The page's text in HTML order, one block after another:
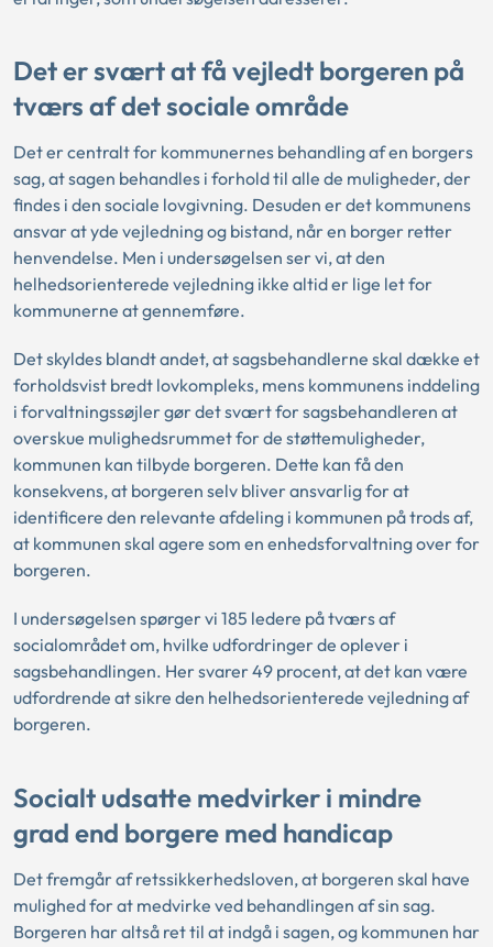
Det er svært at få vejledt borgeren på
tværs af det sociale område
Det er centralt for kommunernes behandling af en borgers
sag, at sagen behandles i forhold til alle de muligheder, der
findes i den sociale lovgivning. Desuden er det kommunens
ansvar at yde vejledning og bistand, når en borger retter
henvendelse. Men i undersøgelsen ser vi, at den
helhedsorienterede vejledning ikke altid er lige let for
kommunerne at gennemføre.
Det skyldes blandt andet, at sagsbehandlerne skal dække et
forholdsvist bredt lovkompleks, mens kommunens inddeling
i forvaltningssøjler gør det svært for sagsbehandleren at
overskue mulighedsrummet for de støttemuligheder,
kommunen kan tilbyde borgeren. Dette kan få den
konsekvens, at borgeren selv bliver ansvarlig for at
identificere den relevante afdeling i kommunen på trods af,
at kommunen skal agere som en enhedsforvaltning over for
borgeren.
I undersøgelsen spørger vi 185 ledere på tværs af
socialområdet om, hvilke udfordringer de oplever i
sagsbehandlingen. Her svarer 49 procent, at det kan være
udfordrende at sikre den helhedsorienterede vejledning af
borgeren.
Socialt udsatte medvirker i mindre
grad end borgere med handicap
Det fremgår af retssikkerhedsloven, at borgeren skal have
mulighed for at medvirke ved behandlingen af sin sag.
Borgeren har altså ret til at indgå i sagen, og kommunen har